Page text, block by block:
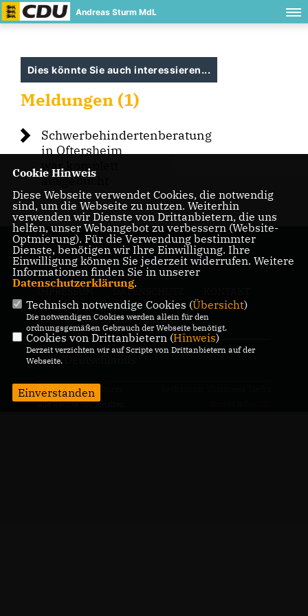
Andreas Sturm MdL
Dies könnte Sie auch interessieren...
Meldungen (1)
Schwerbehindertenberatung
in Oftersheim
war komplett
ausgebucht
DATENSCHUTZ
CDU Baden-Württemberg
CDU Deutschlands
@2026 Andreas Sturm
Alle Rechte vorbehalten.
Cookie Hinweis
Diese Webseite verwendet Cookies, die notwendig
sind, um die Webseite zu nutzen. Weiterhin
verwenden wir Dienste von Drittanbietern, die uns
helfen, unser Webangebot zu verbessern (Website-
Optmierung). Für die Verwendung bestimmter
Dienste, benötigen wir Ihre Einwilligung. Ihre
Einwilligung können Sie jederzeit widerrufen. Weitere
Informationen finden Sie in unserer
Datenschutzerklärung.
Technisch notwendige Cookies (Übersicht)
Die notwendigen Cookies werden allein für den
ordnungsgemäßen Gebrauch der Webseite benötigt.
Cookies von Drittanbietern (Hinweis)
Derzeit verzichten wir auf Scripte von Drittanbietern auf der
Webseite.
Einverstanden